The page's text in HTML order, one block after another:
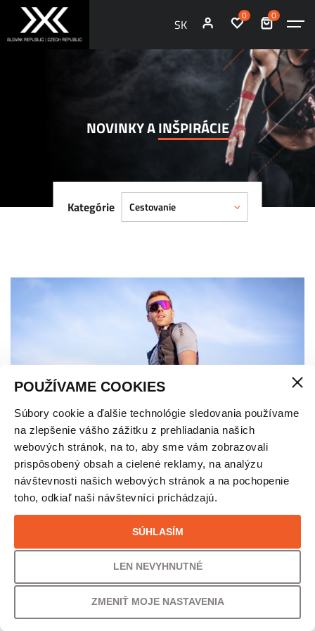
POUŽÍVAME COOKIES
Súbory cookie a ďalšie technológie sledovania používame
na zlepšenie vášho zážitku z prehliadania našich
webových stránok, na to, aby sme vám zobrazovali
prispôsobený obsah a cielené reklamy, na analýzu
návštevnosti našich webových stránok a na pochopenie
toho, odkiaľ naši návštevníci prichádzajú.
SÚHLASÍM
LEN NEVYHNUTNÉ
ZMENIŤ MOJE NASTAVENIA
SK
0 0
NOVINKY AINŠPIRÁCIE
Kategórie Cestovanie
Šport na dovolenke: Ako nezanedbať tréning
počas letnej dovolenky | X-BIONIC®